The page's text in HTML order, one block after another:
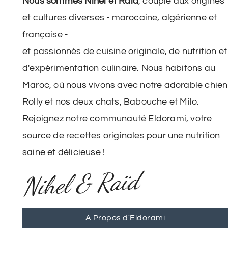
et cultures diverses - marocaine, algérienne et
française -
et passionnés de cuisine originale, de nutrition et
d'expérimentation culinaire. Nous habitons au
Maroc, où nous vivons avec notre adorable chien
Rolly et nos deux chats, Babouche et Milo.
Rejoignez notre communauté Eldorami, votre
source de recettes originales pour une nutrition
saine et délicieuse !
Nihel & Raïd
A Propos d'Eldorami